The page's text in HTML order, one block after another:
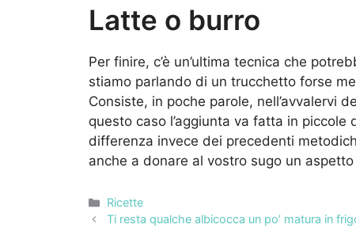
Latte o burro
Per finire, c’è un’ultima tecnica che
stiamo parlando di un trucchetto forse
Consiste, in poche parole, nell’avvalervi
questo caso l’aggiunta va fatta in
differenza invece dei precedenti
anche a donare al vostro sugo un aspetto
Categorie
Ricette
Ti resta qualche albicocca un po’ matura in